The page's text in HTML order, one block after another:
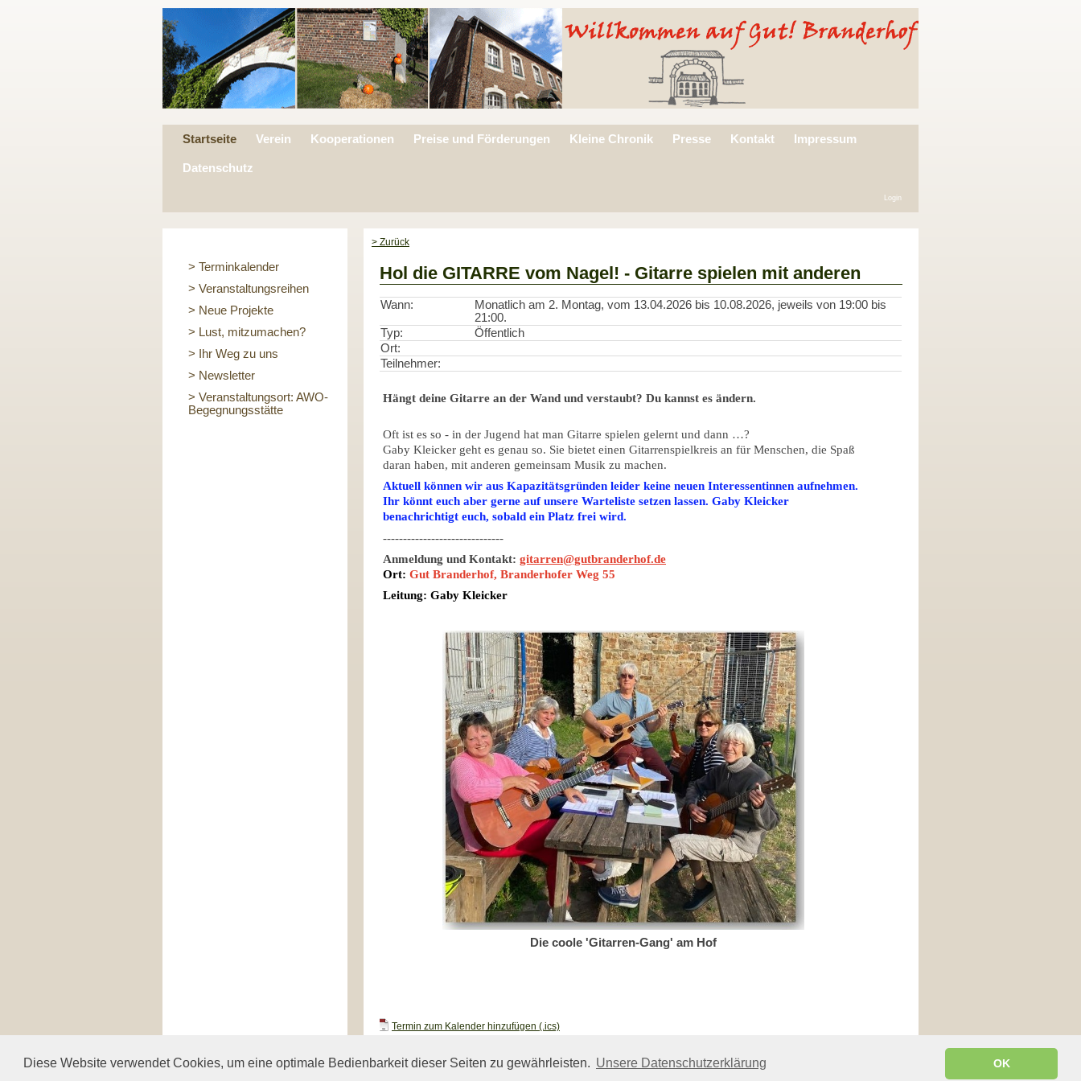
Diese Website verwendet Cookies, um eine optimale Bedienbarkeit dieser Seiten zu gewährleisten. Unsere Datenschutzerklärung OK
Startseite Verein Kooperationen Preise und Förderungen Kleine Chronik Presse Kontakt Impressum
Datenschutz
Login
> Terminkalender
> Veranstaltungsreihen
> Neue Projekte
> Lust, mitzumachen?
> Ihr Weg zu uns
> Newsletter
> Veranstaltungsort: AWO-
Begegnungsstätte
> Zurück
Hol die GITARRE vom Nagel! - Gitarre spielen mit anderen
Wann:
Monatlich am 2. Montag, vom 13.04.2026 bis 10.08.2026, jeweils von 19:00 bis
21:00.
Typ:
Öffentlich
Ort:
Teilnehmer:
Hängt deine Gitarre an der Wand und verstaubt? Du kannst es ändern.
Oft ist es so - in der Jugend hat man Gitarre spielen gelernt und dann …?
Gaby Kleicker geht es genau so. Sie bietet einen Gitarrenspielkreis an für Menschen, die Spaß
daran haben, mit anderen gemeinsam Musik zu machen.
Aktuell können wir aus Kapazitätsgründen leider keine neuen Interessentinnen aufnehmen.
Ihr könnt euch aber gerne auf unsere Warteliste setzen lassen. Gaby Kleicker
benachrichtigt euch, sobald ein Platz frei wird.
------------------------------
Anmeldung und Kontakt: gitarren@gutbranderhof.de
Ort: Gut Branderhof, Branderhofer Weg 55
Leitung: Gaby Kleicker
Die coole 'Gitarren-Gang' am Hof
Termin zum Kalender hinzufügen (.ics)
Powered by ClubDesk Vereinssoftware ClubDesk Login